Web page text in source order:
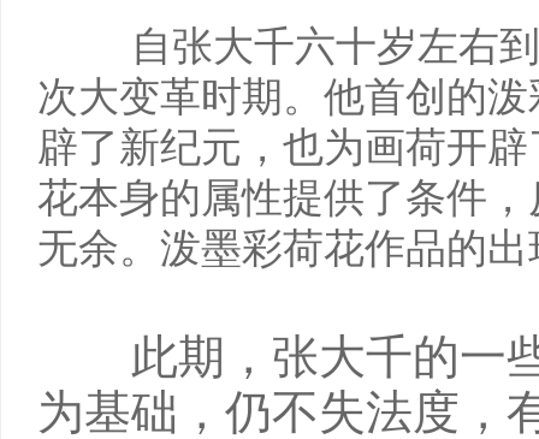
自张大千六十岁左右
次大变革时期。他首创的
辟了新纪元，也为画荷开
花本身的属性提供了条件
无余。泼墨彩荷花作品的
此期，张大千的一
为基础，仍不失法度，